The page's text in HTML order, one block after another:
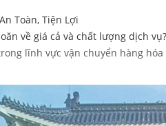
Toàn, Tiện Lợi
về giá cả và chất lượng dịch vụ?
lĩnh vực vận chuyển hàng